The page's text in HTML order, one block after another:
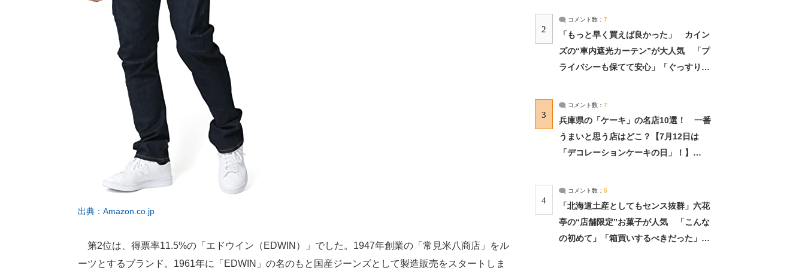
出典：Amazon.co.jp
第2位は、得票率11.5%の「エドウイン（EDWIN）」でした。1947年創業の「常見米八商店」をル
ーツとするブランド。1961年に「EDWIN」の名のもと国産ジーンズとして製造販売をスタートしま
2
コメント数： 7
「もっと早く買えば良かった」 カイン
ズの“車内遮光カーテン”が大人気 「プ
ライバシーも保てて安心」「ぐっすり眠
3
コメント数： 7
兵庫県の「ケーキ」の名店10選！ 一番
うまいと思う店はどこ？【7月12日は
「デコレーションケーキの日」！】
4
コメント数： 5
「北海道土産としてもセンス抜群」六花
亭の“店舗限定”お菓子が人気 「こんな
の初めて」「箱買いするべきだった」